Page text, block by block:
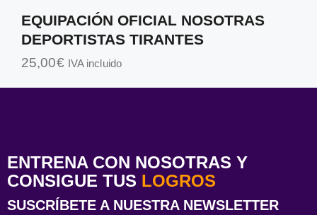
EQUIPACIÓN OFICIAL NOSOTRAS
DEPORTISTAS TIRANTES
25,00€ IVA incluido
ENTRENA CON NOSOTRAS Y
CONSIGUE TUS LOGROS
SUSCRÍBETE A NUESTRA NEWSLETTER